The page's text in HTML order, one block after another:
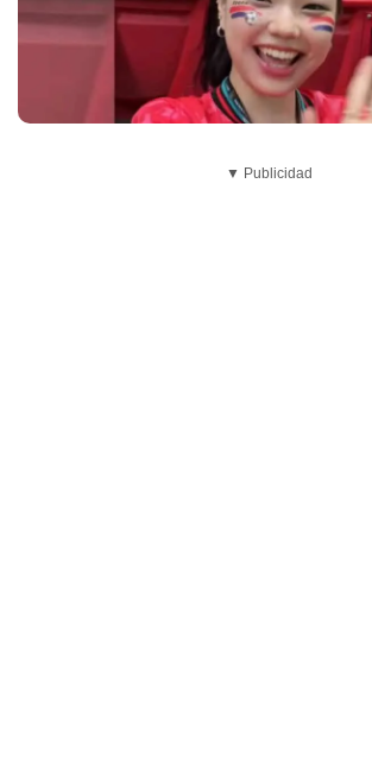
▼ Publicidad